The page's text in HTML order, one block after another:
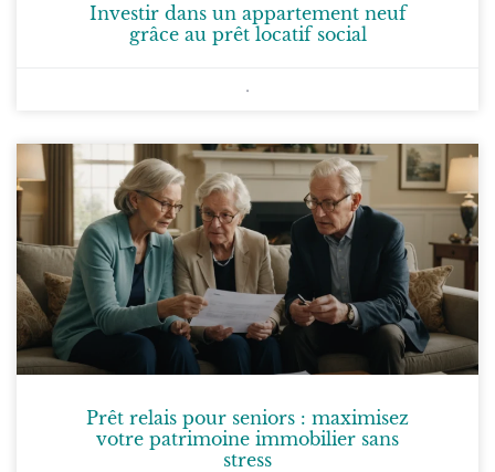
Investir dans un appartement neuf
grâce au prêt locatif social
Prêt relais pour seniors : maximisez
votre patrimoine immobilier sans
stress